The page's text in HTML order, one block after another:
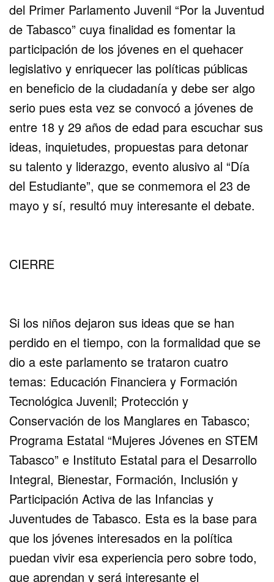
del Primer Parlamento Juvenil “Por la Juventud
de Tabasco” cuya finalidad es fomentar la
participación de los jóvenes en el quehacer
legislativo y enriquecer las políticas públicas
en beneficio de la ciudadanía y debe ser algo
serio pues esta vez se convocó a jóvenes de
entre 18 y 29 años de edad para escuchar sus
ideas, inquietudes, propuestas para detonar
su talento y liderazgo, evento alusivo al “Día
del Estudiante”, que se conmemora el 23 de
mayo y sí, resultó muy interesante el debate.
CIERRE
Si los niños dejaron sus ideas que se han
perdido en el tiempo, con la formalidad que se
dio a este parlamento se trataron cuatro
temas: Educación Financiera y Formación
Tecnológica Juvenil; Protección y
Conservación de los Manglares en Tabasco;
Programa Estatal “Mujeres Jóvenes en STEM
Tabasco” e Instituto Estatal para el Desarrollo
Integral, Bienestar, Formación, Inclusión y
Participación Activa de las Infancias y
Juventudes de Tabasco. Esta es la base para
que los jóvenes interesados en la política
puedan vivir esa experiencia pero sobre todo,
que aprendan y será interesante el